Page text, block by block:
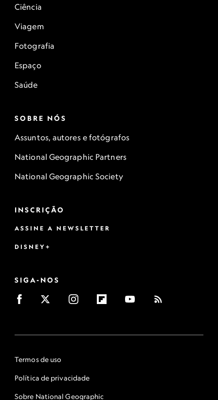
Ciência
Viagem
Fotografia
Espaço
Saúde
SOBRE NÓS
Assuntos, autores e fotógrafos
National Geographic Partners
National Geographic Society
INSCRIÇÃO
ASSINE A NEWSLETTER
DISNEY+
SIGA-NOS
Termos de uso
Política de privacidade
Sobre National Geographic